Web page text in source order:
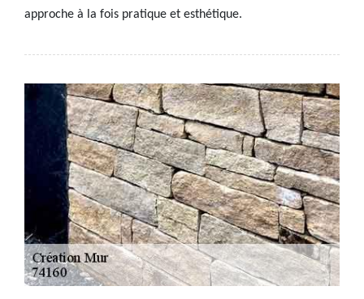
approche à la fois pratique et esthétique.